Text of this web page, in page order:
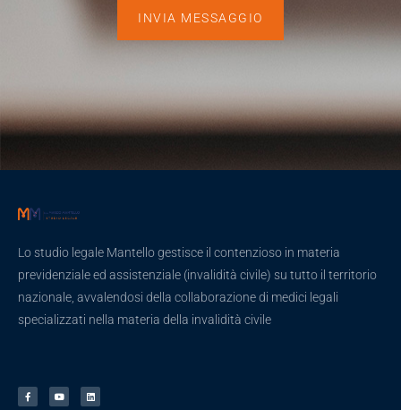
INVIA MESSAGGIO
Lo studio legale Mantello gestisce il contenzioso in materia
previdenziale ed assistenziale (invalidità civile) su tutto il territorio
nazionale, avvalendosi della collaborazione di medici legali
specializzati nella materia della invalidità civile